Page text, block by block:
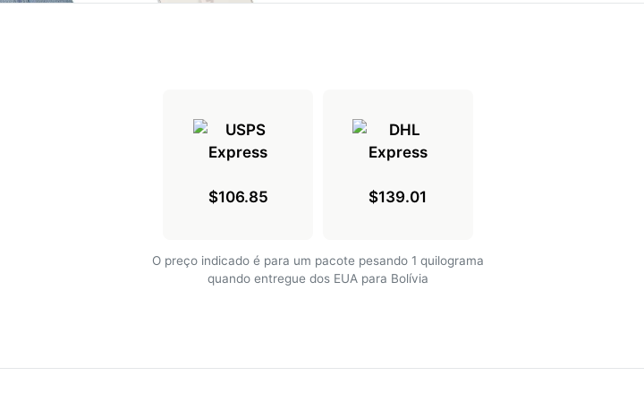
$106.85 $139.01
O preço indicado é para um pacote pesando 1 quilograma
quando entregue dos EUA para Bolívia